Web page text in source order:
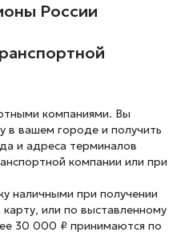
России
компаниями. Вы
в вашем городе и получить
и адреса терминалов
компании или при
наличными при получении
или по выставленному
30 000 ₽ принимаются по